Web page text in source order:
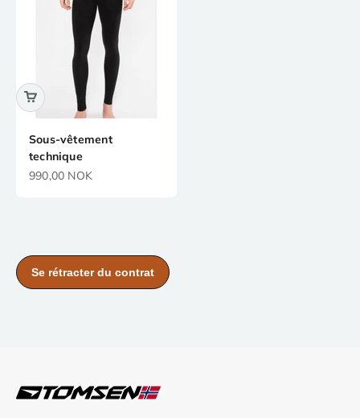
Sous-vêtement
technique
Prix de vente
990,00 NOK